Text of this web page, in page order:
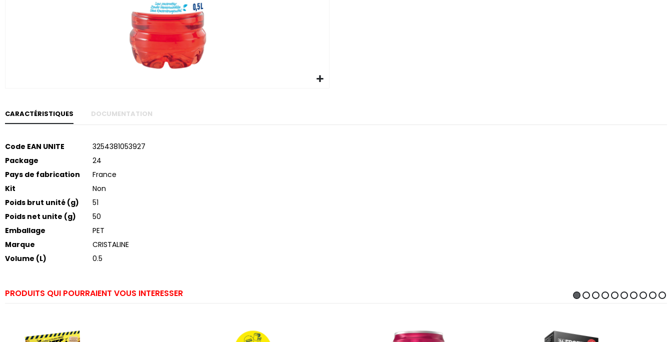
CARACTÉRISTIQUES
Plus
d’informations
Code EAN UNITE
3254381053927
Package
24
Pays de fabrication
France
Kit
Non
Poids brut unité (g)
51
Poids net unite (g)
50
Emballage
PET
Marque
CRISTALINE
Volume (L)
0.5
DOCUMENTATION
PRODUITS QUI POURRAIENT VOUS INTERESSER